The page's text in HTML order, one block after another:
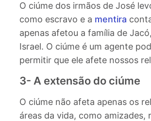
O ciúme dos irmãos de José
como escravo e a mentira
apenas afetou a família de
Israel. O ciúme é um agente
permitir que ele afete nossos
3- A extensão do ciúme
O ciúme não afeta apenas os
áreas da vida, como